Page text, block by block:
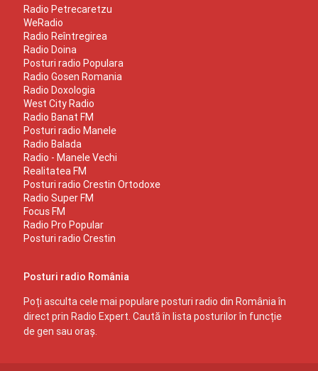
Radio Petrecaretzu
WeRadio
Radio Reîntregirea
Radio Doina
Posturi radio Populara
Radio Gosen Romania
Radio Doxologia
West City Radio
Radio Banat FM
Posturi radio Manele
Radio Balada
Radio - Manele Vechi
Realitatea FM
Posturi radio Crestin Ortodoxe
Radio Super FM
Focus FM
Radio Pro Popular
Posturi radio Crestin
Posturi radio România
Poți asculta cele mai populare posturi radio din România în
direct prin Radio Expert. Caută în lista posturilor în funcție
de gen sau oraș.